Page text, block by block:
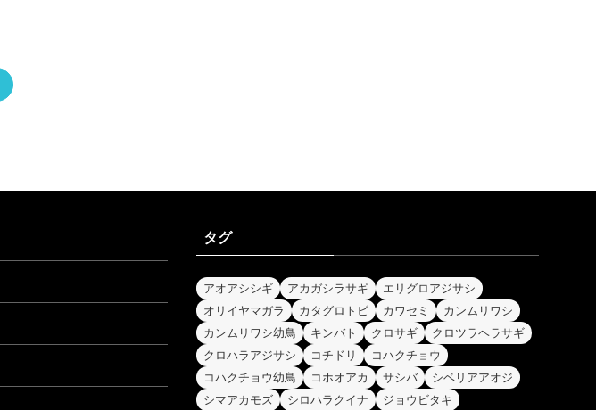
タグ
アオアシシギ アカガシラサギ
エリグロアジサシ
オリイヤマガラ
カタグロトビ カワセミ
カンムリワシ
カンムリワシ幼鳥
キンバト クロサギ
クロツラヘラサギ
クロハラアジサシ
コチドリ
コハクチョウ
コハクチョウ幼鳥
コホオアカ サシバ
シベリアアオジ
シマアカモズ
シロハラクイナ ジョウビタキ